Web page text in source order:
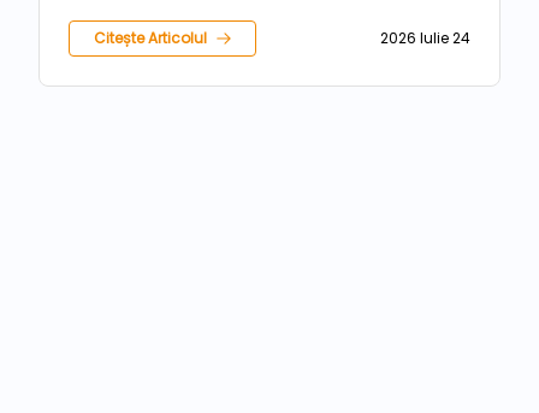
inundații
Citește Articolul 2026 Iulie 24